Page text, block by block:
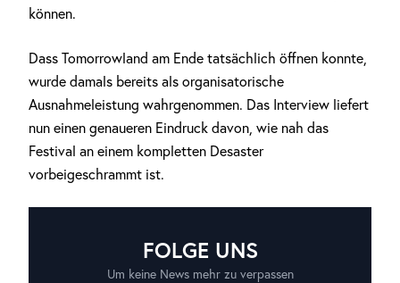
können.
Dass Tomorrowland am Ende tatsächlich öffnen konnte,
wurde damals bereits als organisatorische
Ausnahmeleistung wahrgenommen. Das Interview liefert
nun einen genaueren Eindruck davon, wie nah das
Festival an einem kompletten Desaster
vorbeigeschrammt ist.
FOLGE UNS
Um keine News mehr zu verpassen